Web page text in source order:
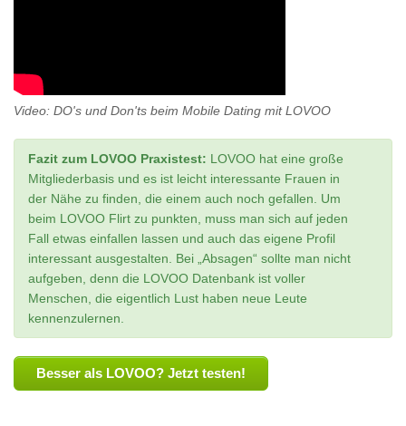
Video: DO's und Don'ts beim Mobile Dating mit LOVOO
Fazit zum LOVOO Praxistest: LOVOO hat eine große
Mitgliederbasis und es ist leicht interessante Frauen in
der Nähe zu finden, die einem auch noch gefallen. Um
beim LOVOO Flirt zu punkten, muss man sich auf jeden
Fall etwas einfallen lassen und auch das eigene Profil
interessant ausgestalten. Bei „Absagen“ sollte man nicht
aufgeben, denn die LOVOO Datenbank ist voller
Menschen, die eigentlich Lust haben neue Leute
kennenzulernen.
Besser als LOVOO? Jetzt testen!